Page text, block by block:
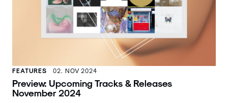
FEATURES 02. NOV 2024
Preview: Upcoming Tracks & Releases
November 2024